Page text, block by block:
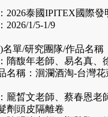
2026泰國IPITEX國際發
2026/1/5-1/9
名單/研究團隊/作品名稱
隋馥年老師、易名真、
名稱：洄瀾酒淘-台灣
龎晳文老師、蔡春恩老
劑頭皮隔離卷